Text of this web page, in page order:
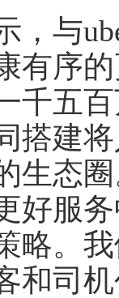
与
有序
千五
搭建
生态
好服
略。
和司